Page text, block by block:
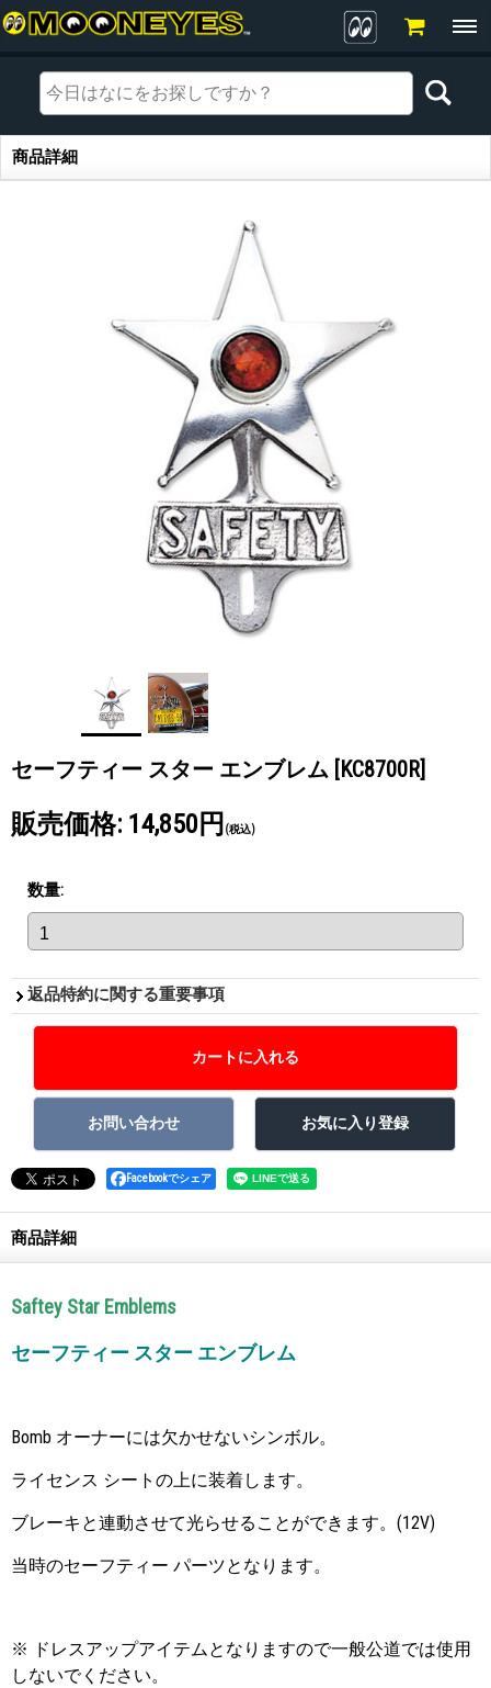
商品詳細
商品詳細
セーフティー スター エンブレム [KC8700R]
販売価格: 14,850円 (税込)
数量:
返品特約に関する重要事項
Facebookでシェア
商品詳細
Saftey Star Emblems
セーフティー スター エンブレム
Bomb オーナーには欠かせないシンボル。
ライセンス シートの上に装着します。
ブレーキと連動させて光らせることができます。 (12V)
当時のセーフティー パーツとなります。
※ ドレスアップアイテムとなりますので一般公道では使用
しないでください。